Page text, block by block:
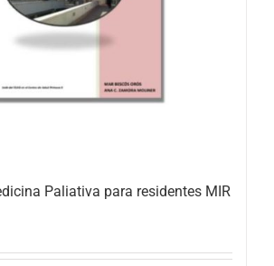
Paliativa para residentes MIR